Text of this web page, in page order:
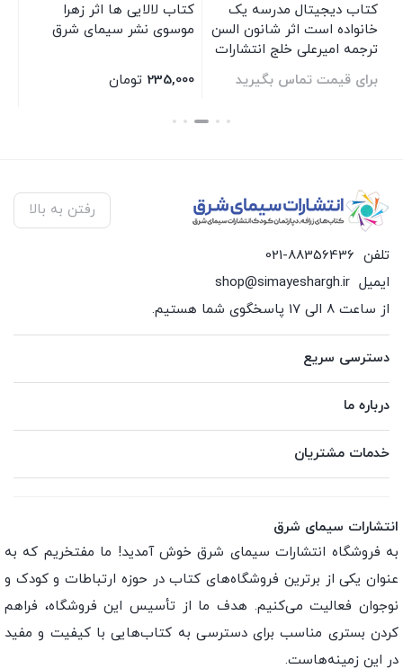
کتاب دیجیتال مدرسه یک
خانواده است اثر شانون السن
ترجمه امیرعلی خلج انتشارات
سیمای شرق
برای قیمت تماس بگیرید
کتاب لالایی ها اثر زهرا
موسوی نشر سیمای شرق
235,000 تومان
بستن
رفتن به بالا
تلفن 021-88356436
ایمیل shop@simayeshargh.ir
از ساعت 8 الی 17 پاسخگوی شما هستیم.
دسترسی سریع
درباره ما
خدمات مشتریان
انتشارات سیمای شرق
به فروشگاه انتشارات سیمای شرق خوش آمدید! ما مفتخریم که به
عنوان یکی از برترین فروشگاه‌های کتاب در حوزه ارتباطات و کودک و
نوجوان فعالیت می‌کنیم. هدف ما از تأسیس این فروشگاه، فراهم
کردن بستری مناسب برای دسترسی به کتاب‌هایی با کیفیت و مفید
در این زمینه‌هاست.